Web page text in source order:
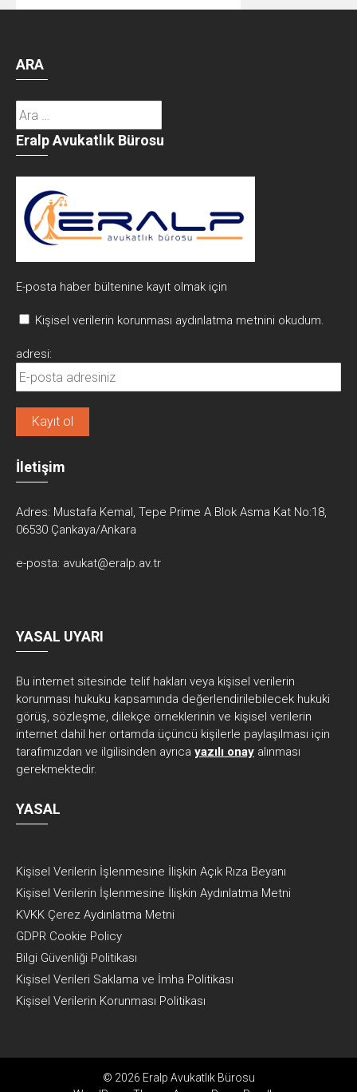
ARA
Arama:
Eralp Avukatlık Bürosu
E-posta haber bültenine kayıt olmak için
Kişisel verilerin korunması aydınlatma metnini okudum.
adresi:
İletişim
Adres: Mustafa Kemal, Tepe Prime A Blok Asma Kat No:18,
06530 Çankaya/Ankara
e-posta: avukat@eralp.av.tr
YASAL UYARI
Bu internet sitesinde telif hakları veya kişisel verilerin
korunması hukuku kapsamında değerlendirilebilecek hukuki
görüş, sözleşme, dilekçe örneklerinin ve kişisel verilerin
internet dahil her ortamda üçüncü kişilerle paylaşılması için
tarafımızdan ve ilgilisinden ayrıca yazılı onay alınması
gerekmektedir.
YASAL
Kişisel Verilerin İşlenmesine İlişkin Açık Rıza Beyanı
Kişisel Verilerin İşlenmesine İlişkin Aydınlatma Metni
KVKK Çerez Aydınlatma Metni
GDPR Cookie Policy
Bilgi Güvenliği Politikası
Kişisel Verileri Saklama ve İmha Politikası
Kişisel Verilerin Korunması Politikası
© 2026 Eralp Avukatlık Bürosu